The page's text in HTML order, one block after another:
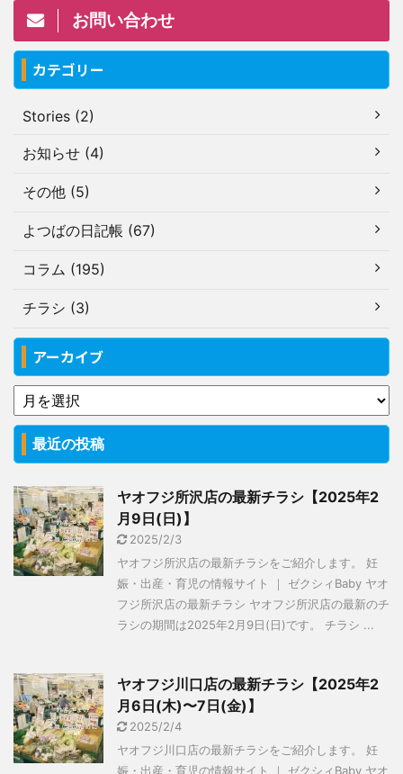
お問い合わせ
カテゴリー
Stories (2)
お知らせ (4)
その他 (5)
よつばの日記帳 (67)
コラム (195)
チラシ (3)
アーカイブ
最近の投稿
ヤオフジ所沢店の最新チラシ【2025年2
月9日(日)】
2025/2/3
ヤオフジ所沢店の最新チラシをご紹介します。 妊
娠・出産・育児の情報サイト ｜ ゼクシィBaby ヤオ
フジ所沢店の最新チラシ ヤオフジ所沢店の最新のチ
ラシの期間は2025年2月9日(日)です。 チラシ ...
ヤオフジ川口店の最新チラシ【2025年2
月6日(木)〜7日(金)】
2025/2/4
ヤオフジ川口店の最新チラシをご紹介します。 妊
娠・出産・育児の情報サイト ｜ ゼクシィBaby ヤオ